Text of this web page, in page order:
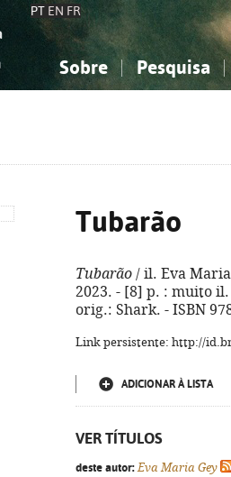
PT EN FR
Sobre Pesquisa
Tubarão
Tubarão / il. Eva Maria
2023. - [8] p. : muito
orig.: Shark. - ISBN
Link persistente: http://
ADICIONAR À LISTA
VER TÍTULOS
deste autor: Eva Maria Gey